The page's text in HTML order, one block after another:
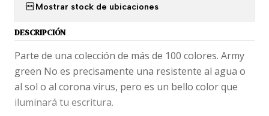
Mostrar stock de ubicaciones
DESCRIPCIÓN
Parte de una colección de más de 100 colores. Army
green No es precisamente una resistente al agua o
al sol o al corona virus, pero es un bello color que
iluminará tu escritura.